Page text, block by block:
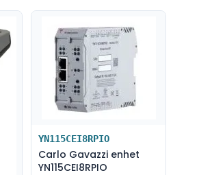
YN115CEI8RPIO
Carlo Gavazzi enhet
YN115CEI8RPIO